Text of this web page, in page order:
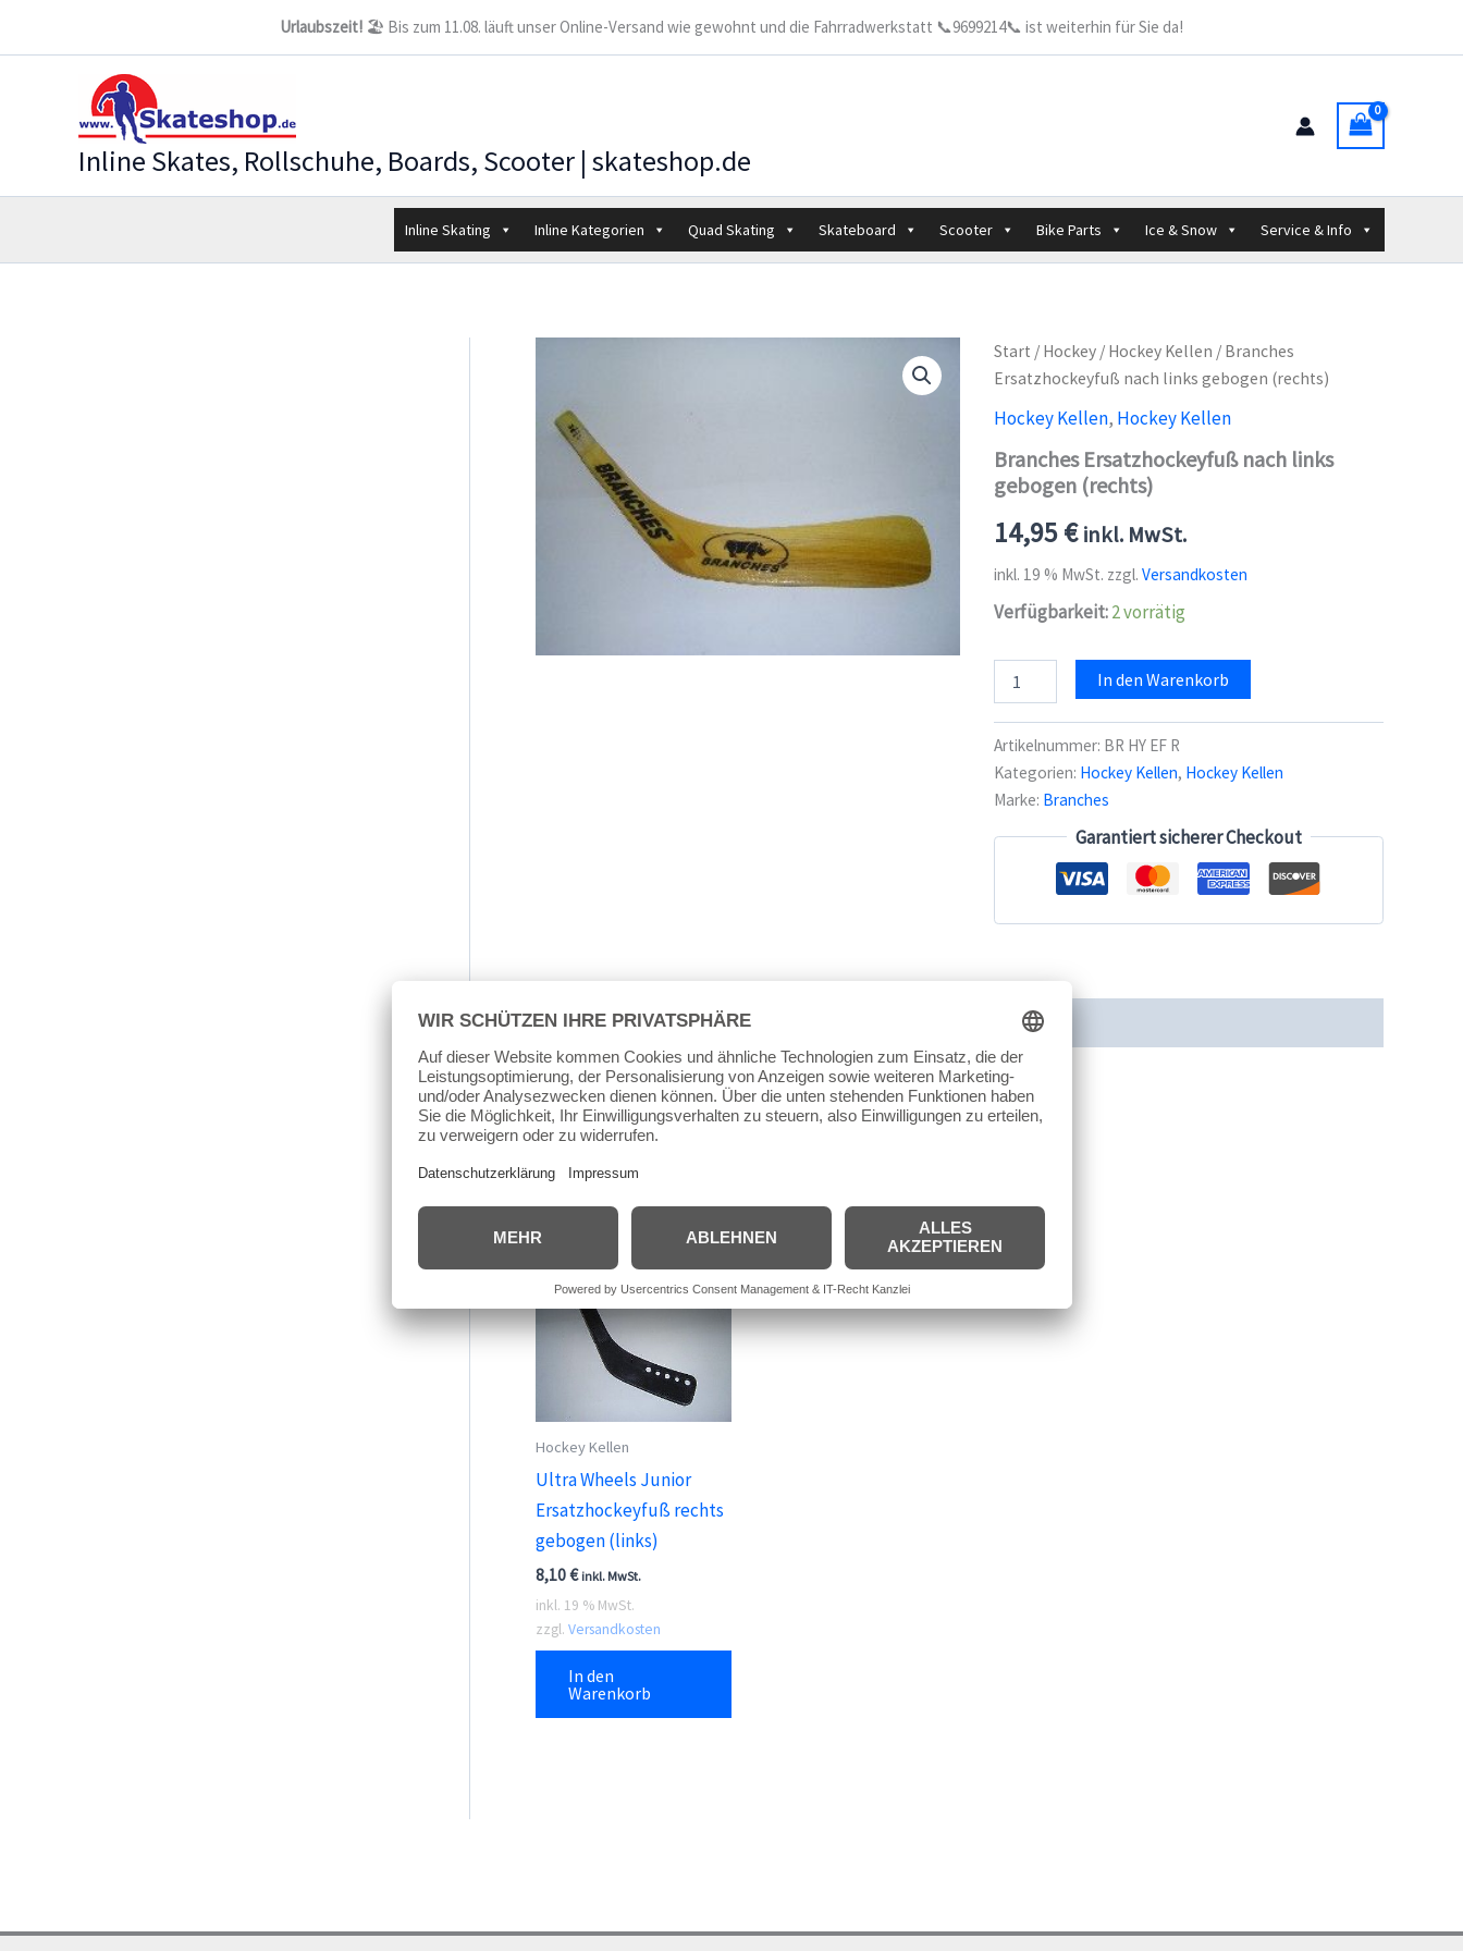
Urlaubszeit! 🏖️ Bis zum 11.08. läuft unser Online-Versand wie gewohnt und die Fahrradwerkstatt 📞9699214📞 ist weiterhin für Sie da!
Inline Skates, Rollschuhe, Boards, Scooter | skateshop.de
Inline Skating Inline Kategorien Quad Skating Skateboard Scooter Bike Parts Ice & Snow Service & Info
Start / Hockey/ Hockey Kellen / Branches
Ersatzhockeyfuß nach links gebogen (rechts)
Hockey Kellen, Hockey Kellen
Branches Ersatzhockeyfuß nach links
gebogen (rechts)
14,95€ inkl. MwSt.
inkl. 19 % MwSt. zzgl. Versandkosten
Verfügbarkeit:2 vorrätig
Ersatzhockeyfuß
links
gebogen
(rechts)
Menge
In den Warenkorb
Artikelnummer: BR HY EF R
Kategorien: Hockey Kellen, Hockey Kellen
Marke: Branches
Garantiert sicherer Checkout
Beschreibung Zusätzliche Informationen Produktsicherheit
Branches Ersatzhockeyfuß links gebogen (rechts)
Hockeykelle holz
Ähnliche Produkte
Hockey Kellen
Ultra Wheels Junior
Ersatzhockeyfuß rechts
gebogen (links)
8,10€ inkl. MwSt.
inkl. 19 % MwSt.
zzgl. Versandkosten
In den
Warenkorb
gebogen
(rechts)